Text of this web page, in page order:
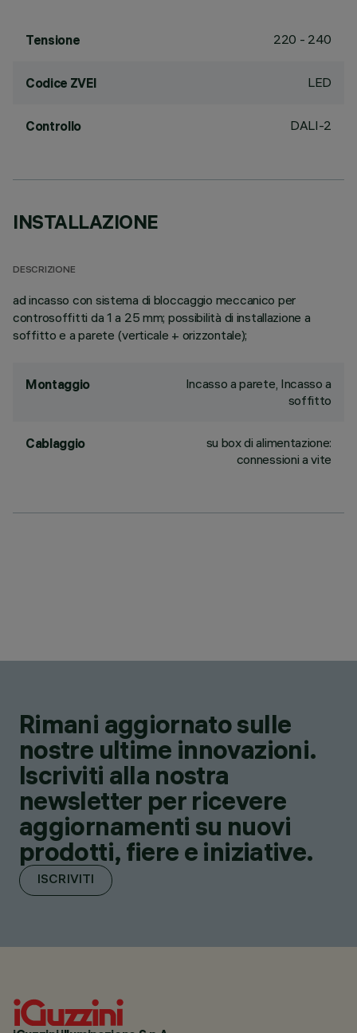
Tensione 220 - 240
Codice ZVEI LED
Controllo DALI-2
INSTALLAZIONE
DESCRIZIONE
ad incasso con sistema di bloccaggio meccanico per
controsoffitti da 1 a 25 mm; possibilità di installazione a
soffitto e a parete (verticale + orizzontale);
Montaggio
Incasso a parete, Incasso a
soffitto
Cablaggio
su box di alimentazione:
connessioni a vite
Rimani aggiornato sulle
nostre ultime innovazioni.
Iscriviti alla nostra
newsletter per ricevere
aggiornamenti su nuovi
prodotti, fiere e iniziative.
ISCRIVITI